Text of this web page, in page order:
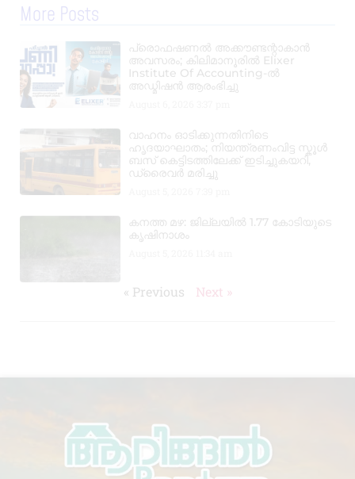
More Posts
പ്രൊഫഷണൽ അക്കൗണ്ടന്റാകാൻ
അവസരം; കിലിമാനൂരിൽ Elixer
Institute Of Accounting-ൽ
അഡ്മിഷൻ ആരംഭിച്ചു
വാഹനം ഓടിക്കുന്നതിനിടെ
ഹൃദയാഘാതം; നിയന്ത്രണംവിട്ട സ്കൂൾ
ബസ് കെട്ടിടത്തിലേക്ക് ഇടിച്ചുകയറി,
ഡ്രൈവർ മരിച്ചു
കനത്ത മഴ: ജില്ലയിൽ 1.77 കോടിയുടെ
കൃഷിനാശം
« Previous Next »